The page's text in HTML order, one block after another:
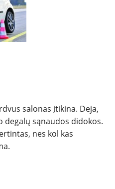
salonas įtikina. Deja,
degalų sąnaudos didokos.
nes kol kas